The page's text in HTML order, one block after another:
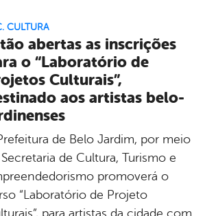
CULTURA
abertas as inscrições
o “Laboratório de
Culturais”,
aos artistas belo-
de Belo Jardim, por meio
de Cultura, Turismo e
promoverá o
“Laboratório de Projeto
para artistas da cidade com